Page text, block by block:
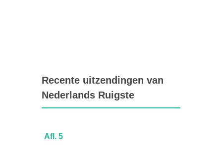
Recente uitzendingen van
Nederlands Ruigste
Afl. 5